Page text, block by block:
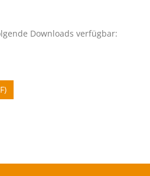
Downloads verfügbar: